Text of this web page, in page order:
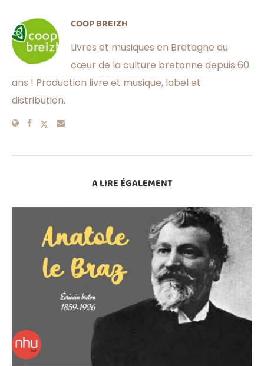
COOP BREIZH
Livres et musiques en Bretagne au
cœur de la culture bretonne depuis 60
ans ! Production livre et musique, label et
distribution.
A LIRE ÉGALEMENT